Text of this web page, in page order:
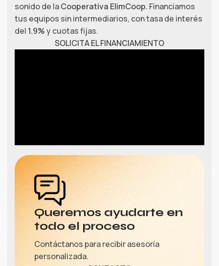
sonido de laCooperativa ElimCoop. Financiamos
tus equipos sin intermediarios, con tasa de interés
del 1.9%y cuotas fijas.
SOLICITA EL FINANCIAMIENTO
Queremos ayudarte en
todo el proceso
Contáctanos para recibir asesoría
personalizada.